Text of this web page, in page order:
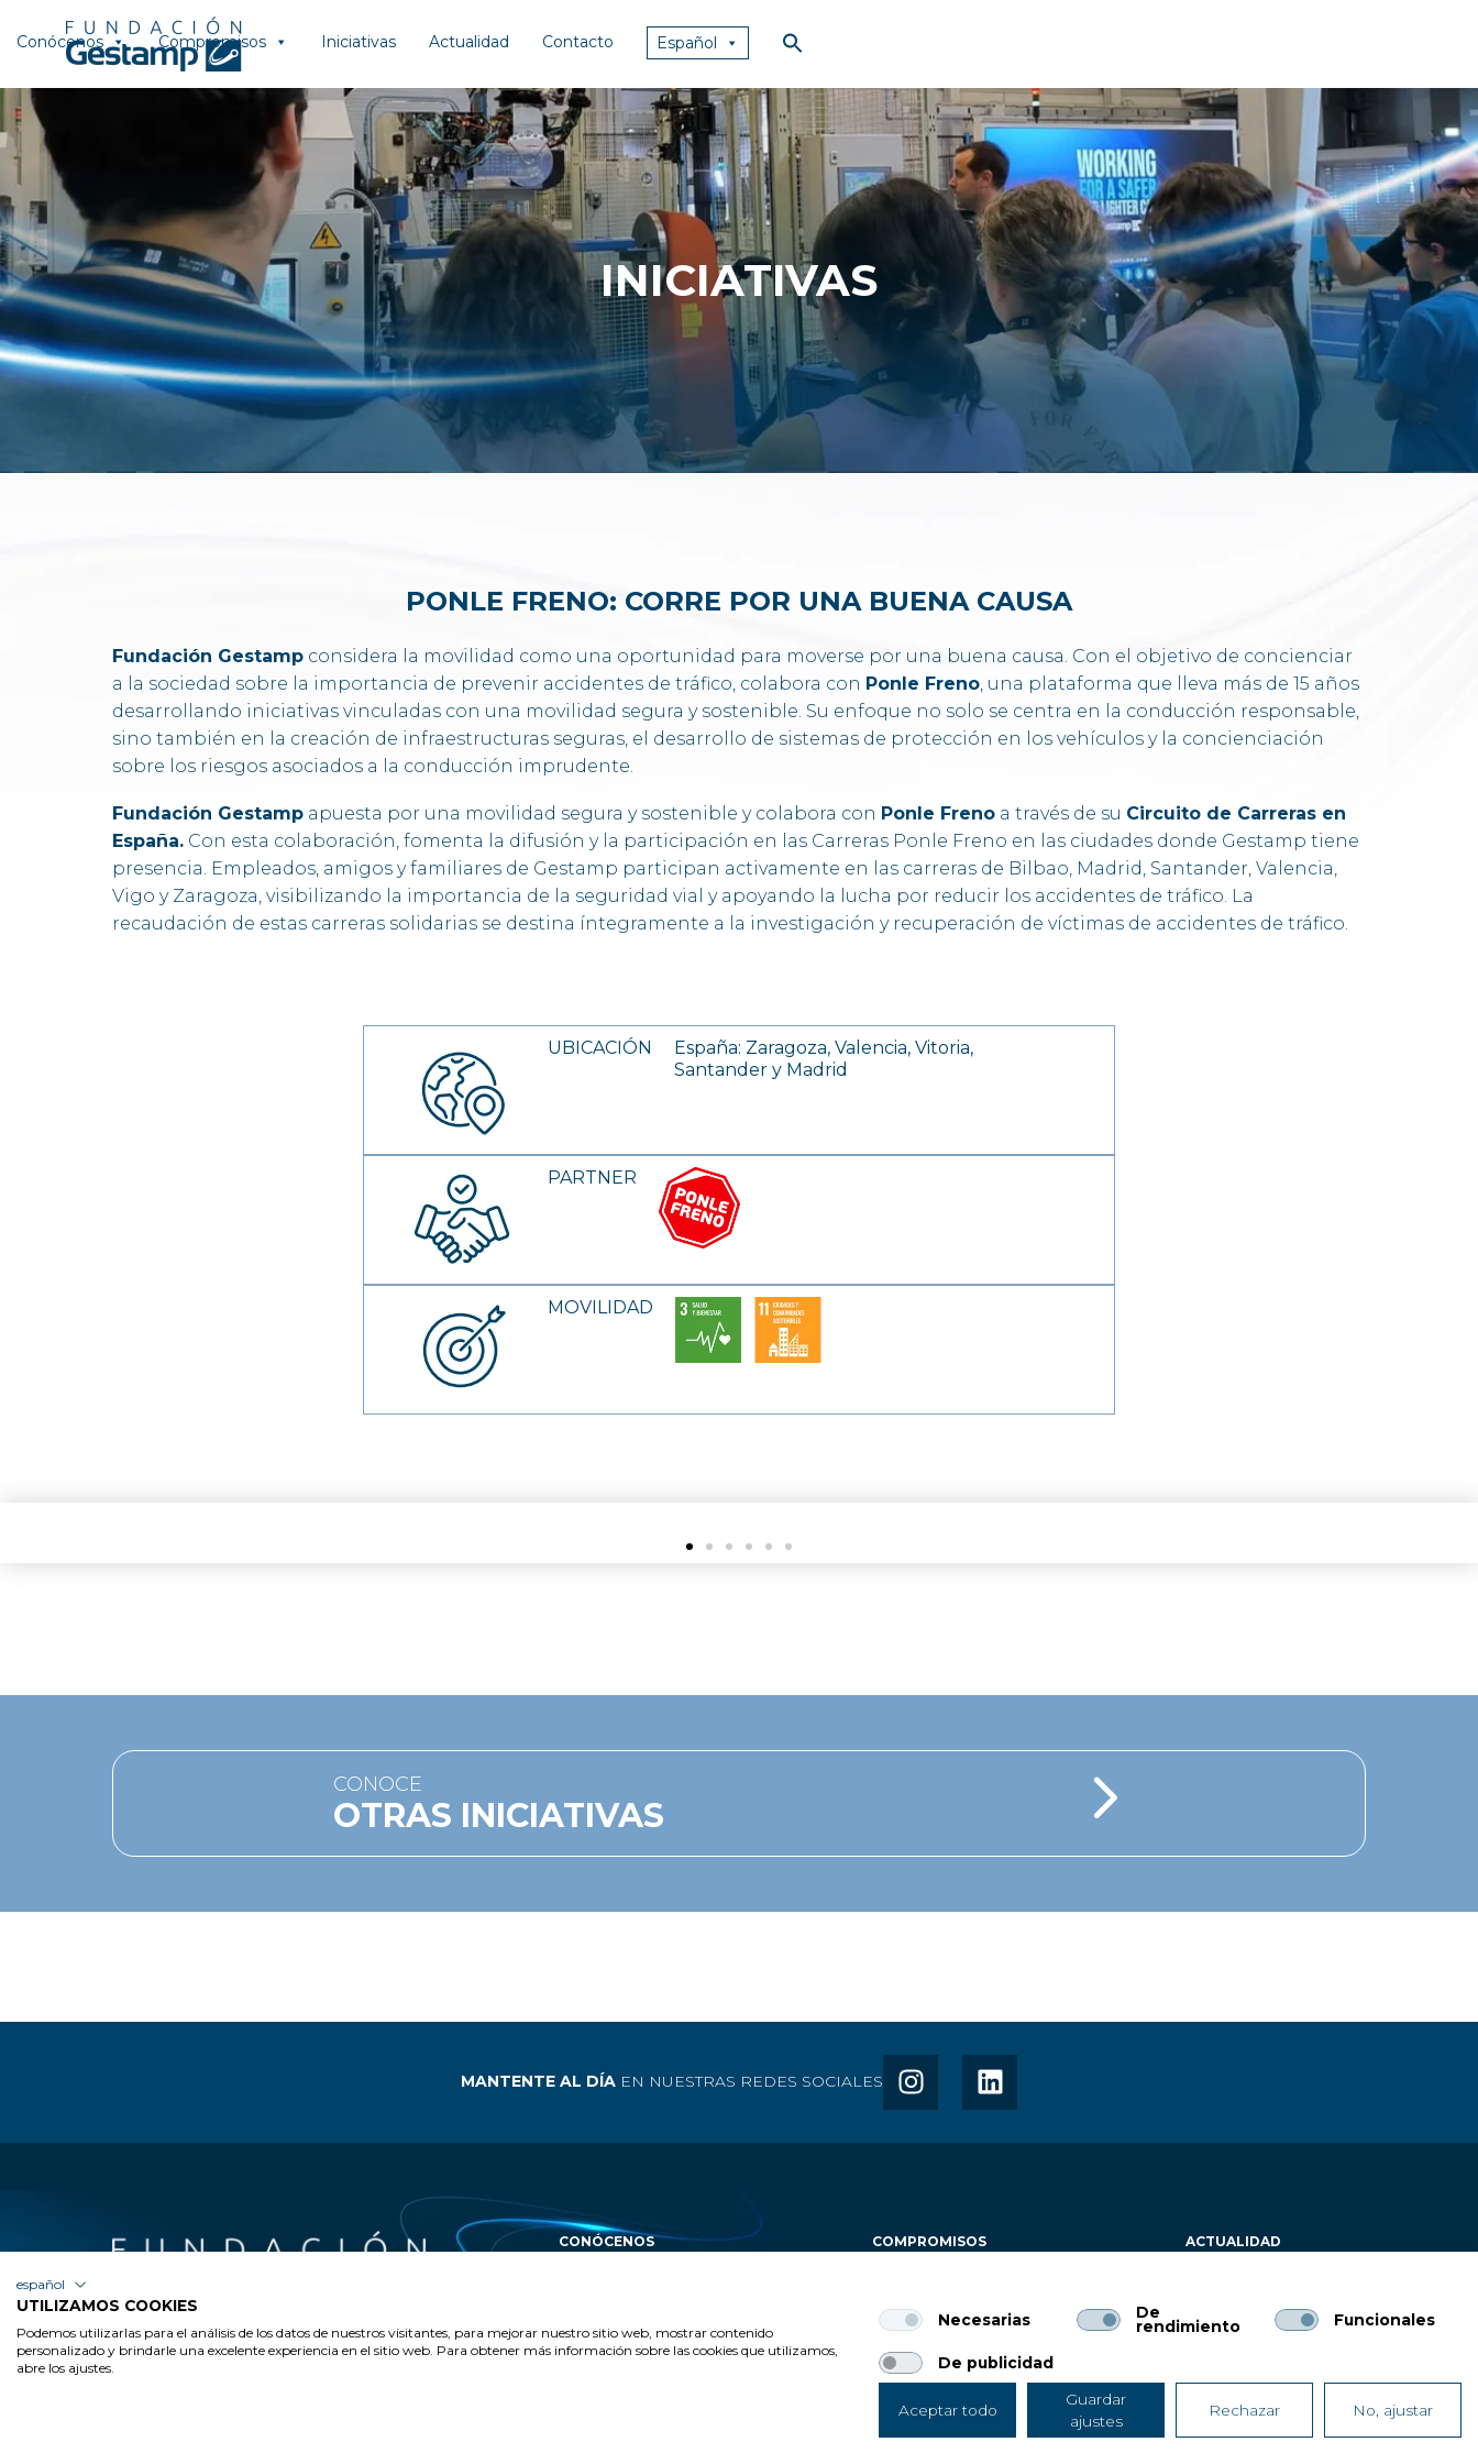
Conócenos Compromisos Iniciativas Actualidad Contacto Español
INICIATIVAS
PONLE FRENO: CORRE POR UNA BUENA CAUSA
Fundación Gestamp considera la movilidad como una oportunidad para moverse por una buena causa. Con el objetivo de concienciar
a la sociedad sobre la importancia de prevenir accidentes de tráfico, colabora con Ponle Freno, una plataforma que lleva más de 15 años
desarrollando iniciativas vinculadas con una movilidad segura y sostenible. Su enfoque no solo se centra en la conducción responsable,
sino también en la creación de infraestructuras seguras, el desarrollo de sistemas de protección en los vehículos y la concienciación
sobre los riesgos asociados a la conducción imprudente.
Fundación Gestamp apuesta por una movilidad segura y sostenible y colabora con Ponle Freno a través de su Circuito de Carreras en
España. Con esta colaboración, fomenta la difusión y la participación en las Carreras Ponle Freno en las ciudades donde Gestamp tiene
presencia. Empleados, amigos y familiares de Gestamp participan activamente en las carreras de Bilbao, Madrid, Santander, Valencia,
Vigo y Zaragoza, visibilizando la importancia de la seguridad vial y apoyando la lucha por reducir los accidentes de tráfico. La
recaudación de estas carreras solidarias se destina íntegramente a la investigación y recuperación de víctimas de accidentes de tráfico.
UBICACIÓN
España: Zaragoza, Valencia, Vitoria,
Santander y Madrid
PARTNER
MOVILIDAD
CONOCE
OTRAS INICIATIVAS
MANTENTE AL DÍA EN NUESTRAS REDES SOCIALES
El movimiento que transforma
CONÓCENOS
NUESTRO IMPACTO POSITIVO
COMPROMISOS
INICIATIVAS
ACTUALIDAD
GESTAMP
español
UTILIZAMOS COOKIES
Podemos utilizarlas para el análisis de los datos de nuestros visitantes, para mejorar nuestro sitio web, mostrar contenido
personalizado y brindarle una excelente experiencia en el sitio web. Para obtener más información sobre las cookies que utilizamos,
abre los ajustes.
Necesarias
De
rendimiento
Funcionales
De publicidad
Aceptar todo
Guardar
ajustes
Rechazar No, ajustar